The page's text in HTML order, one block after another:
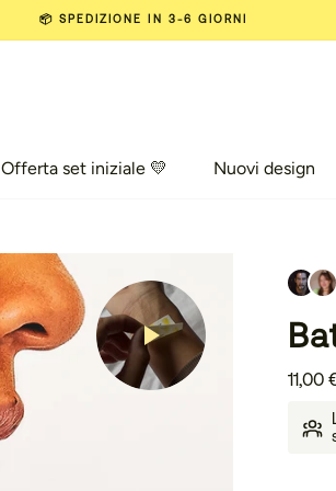
📦 SPEDIZIONE IN 3-6 GIORNI
Offerta set iniziale 💛 Nuovi design
Nuovi design
11,00